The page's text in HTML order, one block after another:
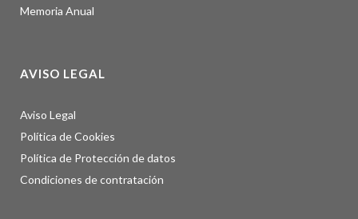
Memoria Anual
AVISO LEGAL
Aviso Legal
Política de Cookies
Política de Protección de datos
Condiciones de contratación